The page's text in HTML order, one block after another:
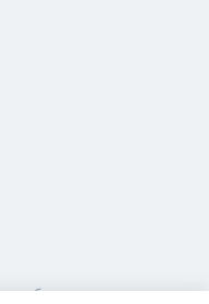
и оборудование —